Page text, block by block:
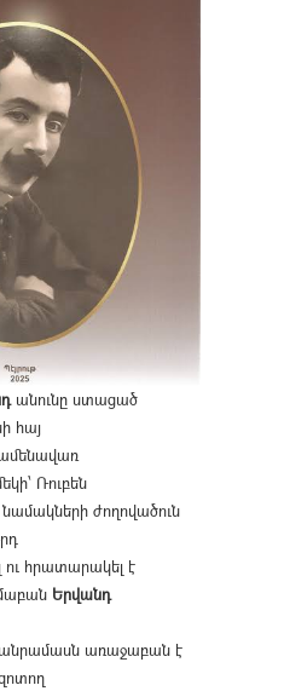
անունը ստացած
հայ
Ռուբեն
ժողովածուն
ու հրատարակել է
Երվանդ
առաջաբան է